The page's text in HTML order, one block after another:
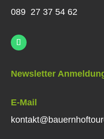
089 27 37 54 62
Newsletter
E-Mail